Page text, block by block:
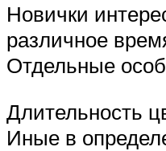
Новички
различное
Отдельные
Длительность
Иные в